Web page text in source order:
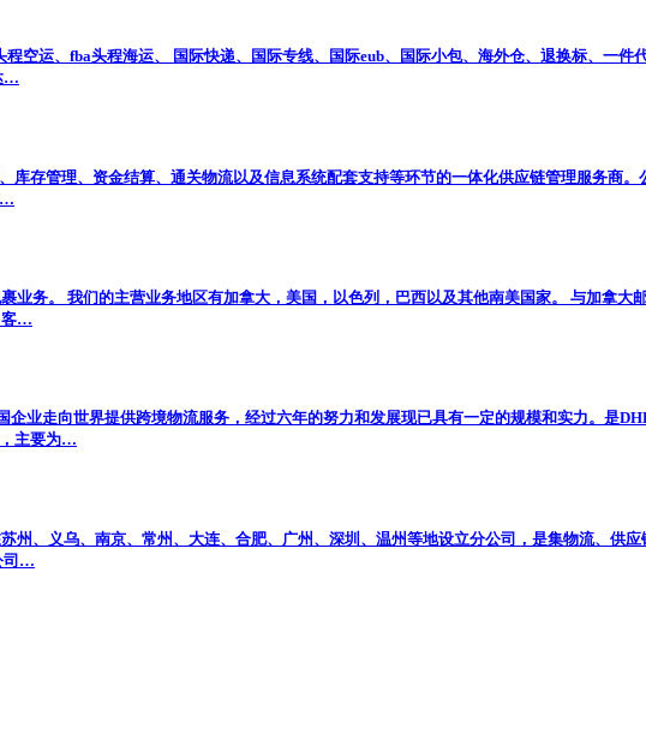
空运、fba头程海运、 国际快递、国际专线、国际eub、国际小包、海外仓、退换标、一
…
库存管理、资金结算、通关物流以及信息系统配套支持等环节的一体化供应链管理服务商
…
业务。 我们的主营业务地区有加拿大，美国，以色列，巴西以及其他南美国家。 与加拿
客…
业走向世界提供跨境物流服务，经过六年的努力和发展现已具有一定的规模和实力。是
主要为…
州、义乌、南京、常州、大连、合肥、广州、深圳、温州等地设立分公司，是集物流、供
司…